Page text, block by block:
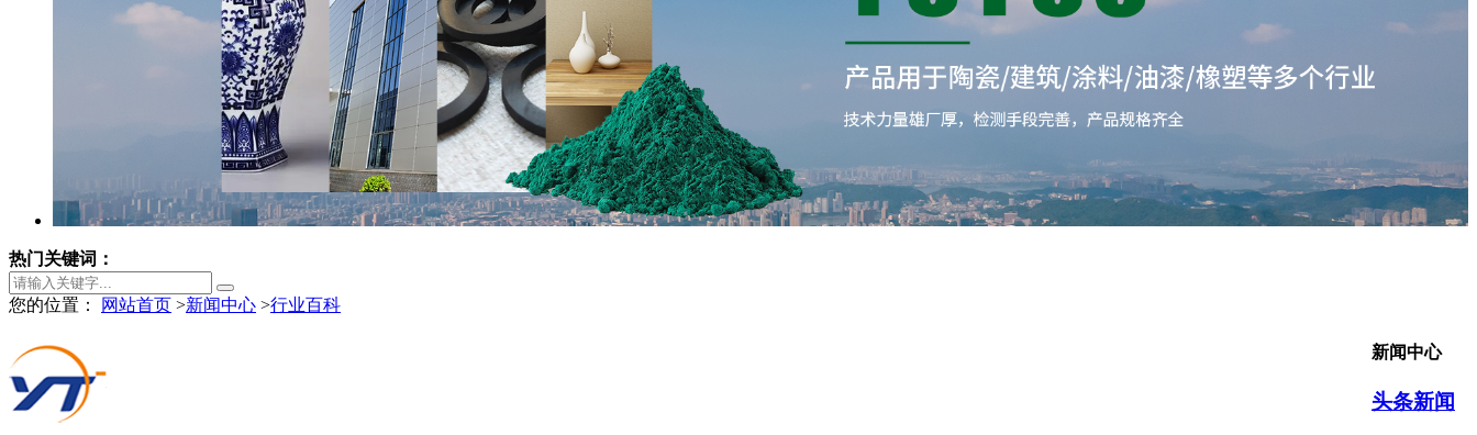
热门关键词：
您的位置： 网站首页 >新闻中心 >行业百科
新闻中心
头条新闻